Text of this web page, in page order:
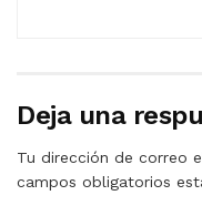
Deja una
Tu dirección de correo
campos obligatorios